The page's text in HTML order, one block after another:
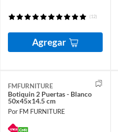
(12)
Agregar
FMFURNITURE
Botiquin 2 Puertas - Blanco
50x45x14.5 cm
Por FM FURNITURE